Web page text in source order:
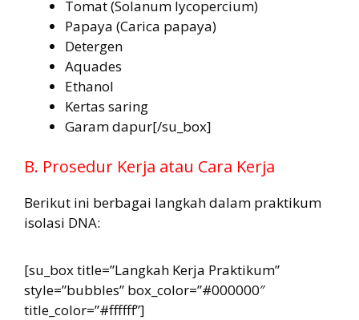
Tomat (Solanum lycopercium)
Papaya (Carica papaya)
Detergen
Aquades
Ethanol
Kertas saring
Garam dapur[/su_box]
B. Prosedur Kerja atau Cara Kerja
Berikut ini berbagai langkah dalam praktikum
isolasi DNA:
[su_box title=”Langkah Kerja Praktikum”
style=”bubbles” box_color=”#000000″
title_color=”#ffffff”]